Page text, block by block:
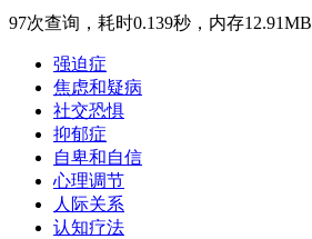
97次查询，耗时0.139秒，内存12.91MB
强迫症
焦虑和疑病
社交恐惧
抑郁症
自卑和自信
心理调节
人际关系
认知疗法